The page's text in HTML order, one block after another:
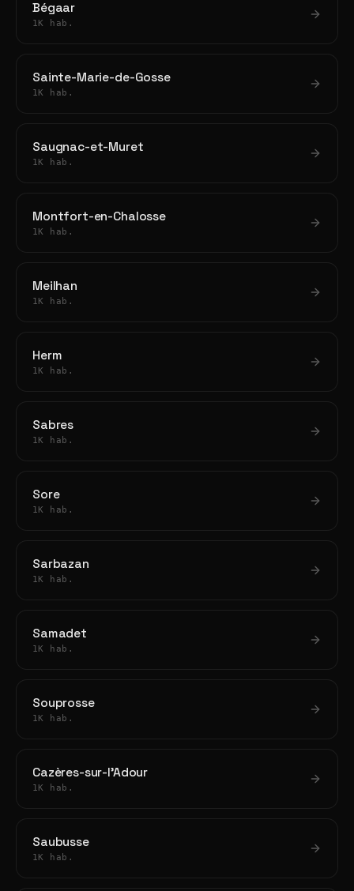
Bégaar
1K hab.
Sainte-Marie-de-Gosse
1K hab.
Saugnac-et-Muret
1K hab.
Montfort-en-Chalosse
1K hab.
Meilhan
1K hab.
Herm
1K hab.
Sabres
1K hab.
Sore
1K hab.
Sarbazan
1K hab.
Samadet
1K hab.
Souprosse
1K hab.
Cazères-sur-l'Adour
1K hab.
Saubusse
1K hab.